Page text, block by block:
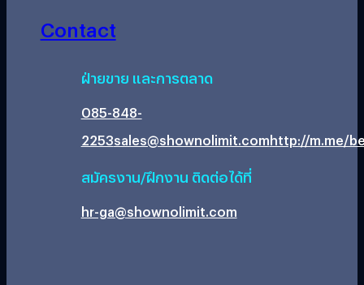
Contact
ฝ่ายขาย และการตลาด
085-848-
2253sales@shownolimit.comhttp://m.me/
สมัครงาน/ฝึกงาน ติดต่อได้ที่
hr-ga@shownolimit.com